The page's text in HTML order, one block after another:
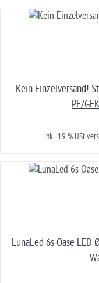
Kein Einzelversand!
PE/
inkl. 19 % USt
LunaLed 6s Oase